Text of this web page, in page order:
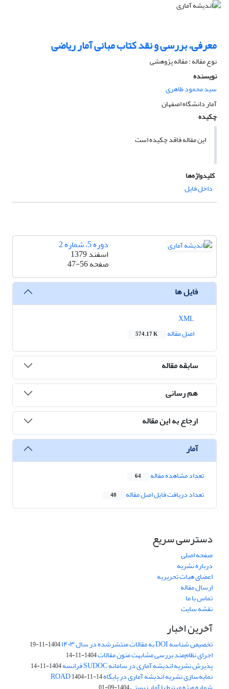
معرفی، بررسی و نقد کتاب مبانی آمار ریاضی
نوع مقاله : مقاله پژوهشی
نویسنده
سید محمود طاهری
آمار دانشگاه اصفهان
چکیده
این مقاله فاقد چکیده است
کلیدواژه‌ها
داخل فایل
دوره 5، شماره 2
اسفند 1379
صفحه47-56
فایل ها
اصل مقاله
574.17 K
سابقه مقاله
هم رسانی
ارجاع به این مقاله
آمار
تعداد مشاهده مقاله 64
تعداد دریافت فایل اصل مقاله 40
دسترسی سریع
صفحه اصلی
درباره نشریه
اعضای هیات تحریریه
ارسال مقاله
تماس با ما
نقشه سایت
آخرین اخبار
تخصیص شناسه DOI به مقالات منتشرشده در سال ۱۴۰۳ 1404-11-19
اجرای نظام‌مند بررسی مشابهت متون مقالات1404-11-14
پذیرش نشریه اندیشه آماری در سامانه SUDOC فرانسه 1404-11-14
نمایه‌سازی نشریه اندیشه آماری در پایگاه ROAD1404-11-14